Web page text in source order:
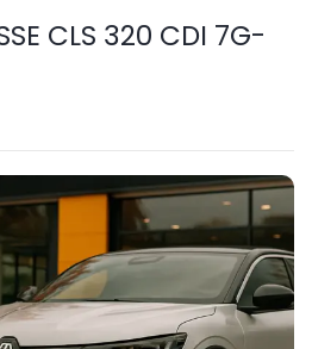
CLS 320 CDI 7G-